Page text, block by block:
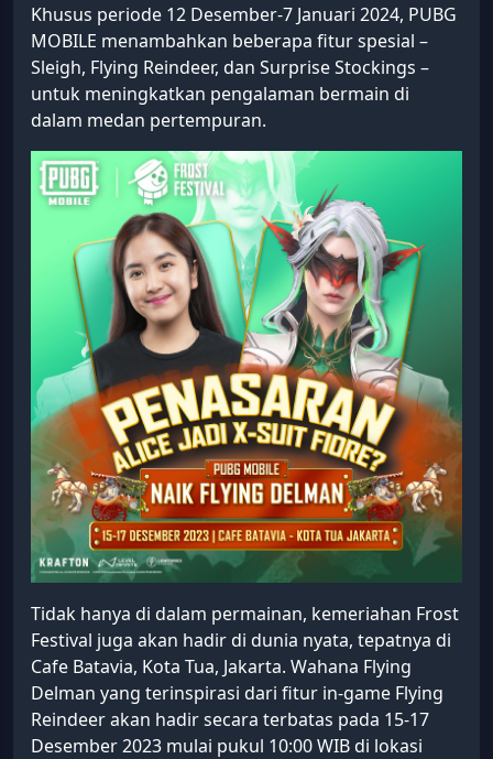
Khusus periode 12 Desember-7 Januari 2024, PUBG
MOBILE menambahkan beberapa fitur spesial –
Sleigh, Flying Reindeer, dan Surprise Stockings –
untuk meningkatkan pengalaman bermain di
dalam medan pertempuran.
Tidak hanya di dalam permainan, kemeriahan Frost
Festival juga akan hadir di dunia nyata, tepatnya di
Cafe Batavia, Kota Tua, Jakarta. Wahana Flying
Delman yang terinspirasi dari fitur in-game Flying
Reindeer akan hadir secara terbatas pada 15-17
Desember 2023 mulai pukul 10:00 WIB di lokasi